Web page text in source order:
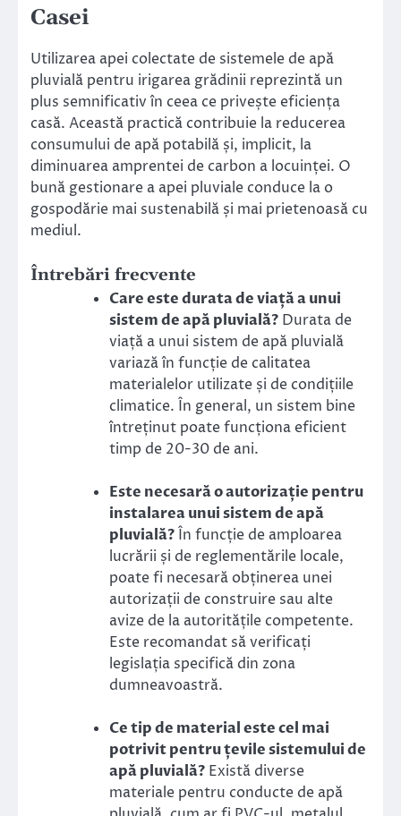
Casei
Utilizarea apei colectate de sistemele de apă
pluvială pentru irigarea grădinii reprezintă un
plus semnificativ în ceea ce privește eficiența
casă. Această practică contribuie la reducerea
consumului de apă potabilă și, implicit, la
diminuarea amprentei de carbon a locuinței. O
bună gestionare a apei pluviale conduce la o
gospodărie mai sustenabilă și mai prietenoasă cu
mediul.
Întrebări frecvente
Care este durata de viață a unui
sistem de apă pluvială? Durata de
viață a unui sistem de apă pluvială
variază în funcție de calitatea
materialelor utilizate și de condițiile
climatice. În general, un sistem bine
întreținut poate funcționa eficient
timp de 20-30 de ani.
Este necesară o autorizație pentru
instalarea unui sistem de apă
pluvială? În funcție de amploarea
lucrării și de reglementările locale,
poate fi necesară obținerea unei
autorizații de construire sau alte
avize de la autoritățile competente.
Este recomandat să verificați
legislația specifică din zona
dumneavoastră.
Ce tip de material este cel mai
potrivit pentru țevile sistemului de
apă pluvială? Există diverse
materiale pentru conducte de apă